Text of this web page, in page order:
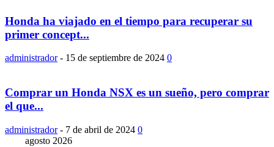
Honda ha viajado en el tiempo para recuperar su
primer concept...
administrador - 15 de septiembre de 2024 0
Comprar un Honda NSX es un sueño, pero comprar
el que...
administrador - 7 de abril de 2024 0
agosto 2026